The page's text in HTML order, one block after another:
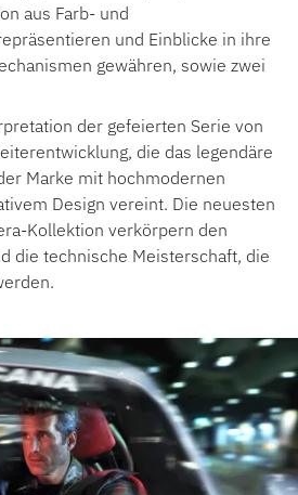
aus Farb- und
und Einblicke in ihre
gewähren, sowie zwei
der gefeierten Serie von
die das legendäre
Marke mit hochmodernen
Design vereint. Die neuesten
Kollektion verkörpern den
die technische Meisterschaft, die